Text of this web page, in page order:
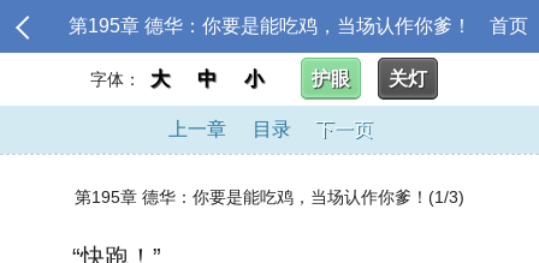
第195章 德华：你要是能吃鸡，当场认作你爹！ 首页
字体： 大 中 小 护眼 关灯
上一章 目录 下一页
第195章 德华：你要是能吃鸡，当场认作你爹！(1/3)
“快跑！”